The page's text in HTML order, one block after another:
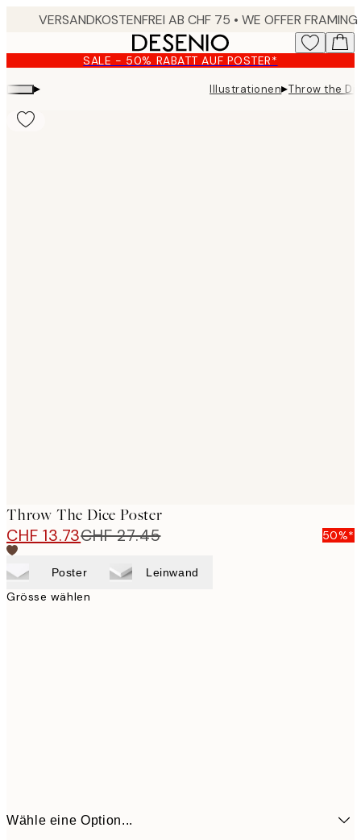
content.
SALE - 50% RABATT AUF POSTER*
▸ Illustrationen▸Throw the
Throw The Dice Poster
CHF 13.73CHF 27.45 50%*
Poster Leinwand
Grösse wählen
Wähle eine Option...